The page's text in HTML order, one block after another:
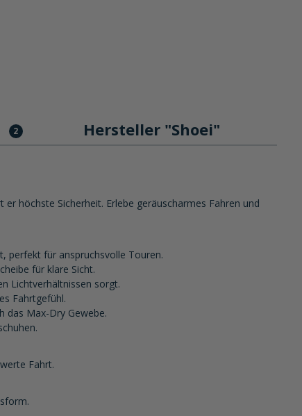
2 Hersteller "Shoei"
höchste Sicherheit. Erlebe geräuscharmes Fahren und
perfekt für anspruchsvolle Touren.
für klare Sicht.
Lichtverhältnissen sorgt.
Fahrtgefühl.
das Max-Dry Gewebe.
Fahrt.